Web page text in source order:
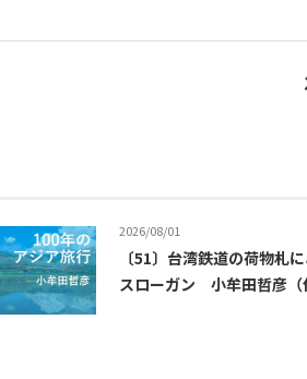
2026/08/01
〔51〕台湾鉄道の荷物札
スローガン 小牟田哲彦（